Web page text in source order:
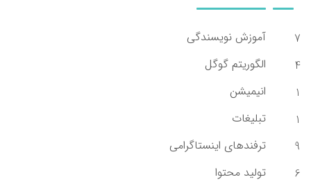
7
آموزش نویسندگی
4
الگوریتم گوگل
1
انیمیشن
1
تبلیغات
9
ترفندهای اینستاگرامی
6
تولید محتوا